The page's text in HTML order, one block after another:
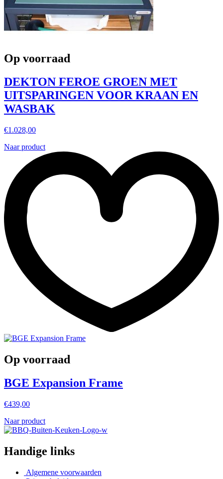
Op voorraad
DEKTON FEROE GROEN MET
UITSPARINGEN VOOR KRAAN EN
WASBAK
€1.028,00
Naar product
Op voorraad
BGE Expansion Frame
€439,00
Naar product
Handige links
Algemene voorwaarden